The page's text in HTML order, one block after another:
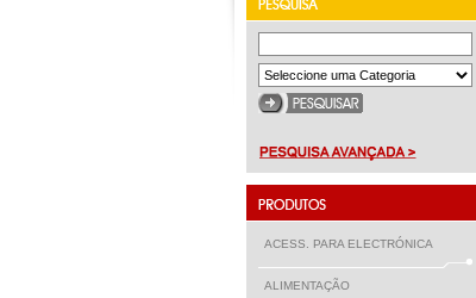
ACESS. PARA ELECTRÓNICA
ALIMENTAÇÃO